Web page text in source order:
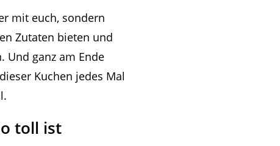
mit euch, sondern
Zutaten bieten und
Und ganz am Ende
Kuchen jedes Mal
toll ist